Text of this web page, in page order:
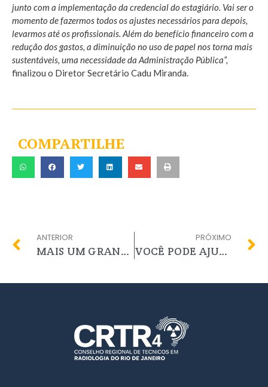
junto com a implementação da credencial do estagiário. Vai ser o
momento de fazermos todos os ajustes necessários para depois,
levarmos até os profissionais. Além do benefício financeiro com a
redução dos gastos, a diminuição no uso de papel nos torna mais
sustentáveis, uma necessidade da Administração Pública”,
finalizou o Diretor Secretário Cadu Miranda.
COMPARTILHE
ANTERIOR
MAIS UM GRANDE PASSO
PRÓXIMO
VOCÊ PODE AJUDAR?